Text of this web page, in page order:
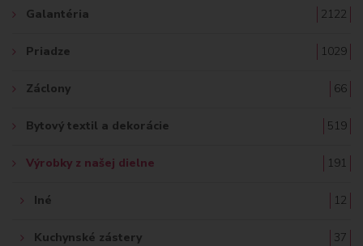
Galantéria 2122
Priadze 1029
Záclony 66
Bytový textil a dekorácie 519
Výrobky z našej dielne 191
Iné 12
Kuchynské zástery 37